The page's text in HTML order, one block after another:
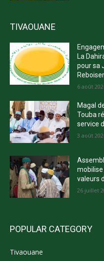
TIVAOUANE
La
pour sa
6 août
Magal
Touba
service
3 août
valeurs
26 juillet
POPULAR CATEGORY
Tivaouane